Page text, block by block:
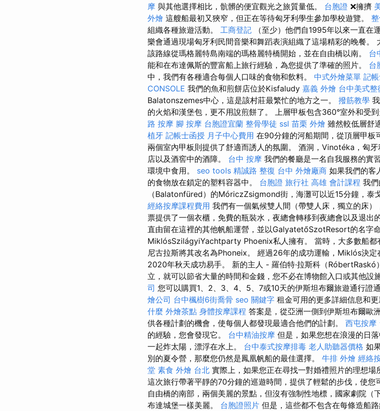
摩 與其他選擇相比，骯髒的便宜觀光之旅質量低。 台胞證 ❌擁擠
外燴 這艘船最初又狹窄，但正在等待匈牙利學生參加學校遊覽。
組織各種旅遊活動。 工商登記 （至少）他們自1995年以來一直在
樂會通過現場匈牙利民間音樂和舞蹈表演組織了這場精彩的晚餐。
該路線從瑪格麗特島南端的瑪格麗特橋開始，並在自由橋以南。 台
能和在布達佩斯的豐富船上旅行經驗，為您提供了準確的照片。 台
中，我們有各種適合每個人口味的食物和飲料。 中式外燴菜單 記
CONSOLE 我們的魚和煎餅店位於Kisfaludy 嘉義 外燴 台中美式整
Balatonszemes中心，這是該村莊最繁忙的地方之一。 撥筋教學
的火焰和漢堡包，更不用說煎餅了。 上層甲板包含360°室外和受
路 按摩 腳 按摩 台胞證宜蘭 整骨學徒 ssl 苗栗 外燴 雖然較低層舒
植牙 記帳士函授 月子中心費用 在90分鐘的河船期間，從頂層甲板
兩個室內甲板則提供了舒適而誘人的氛圍。 酒洞，Vinotéka，匈
店以及酒窖中的酒障。 台中 按摩 我們的餐廳是一名自我服務的實
環境中食用。 seo tools 精誠路 整復 台中 外燴廠商 如果我們的客
的食物放在鎖定的塑料容器中。 台胞證 旅行社 高雄 會計課程 我
（Balatonfüred）的MóriczZsigmond街，海灘可以近15分鐘，泰
經絡按摩課程費用 我們有一個氣候雙人間（帶雙人床，獨立的床）
票提供了一個衣櫃，免費的瓶裝水，夜總會轉移到夜總會以及退出
直由留在這裡的其他帆船運營，並以GalyatetőSzotResort的名字
MiklósSzilágyiYachtparty Phoenix私人擁有。 當時，大多數船
尼古拉斯將其改名為Phoneix。 經過26年的成功運輸，Miklós決
2020年秋天成功易手。 新的主人 - 羅伯特·拉斯科（RóbertRaskó
立，就可以節省大量的時間和金錢，您不必在博物館入口或其他設
司 您可以購買1、2、3、4、5、7或10天的伊斯坦布爾旅遊通行證
燴公司 台中楓樹6街喬骨 seo 關鍵字 租金可用的更多詳細信息和
什麼 外燴茶點 身體按摩課程 答案是，從亞洲一側到伊斯坦布爾歐
供各種計劃的機會，使每個人都發現最適合他們的計劃。 西屯按摩
的經驗，您會發現它。 台中精油按摩 但是，如果您想在浪漫的日
一起炸太陽，漂浮在水上。 台中泰式按摩排毒 老人助聽器價格 如
別的夏令營，那麼您仍然是鳳凰帆船的最佳選擇。 牛排 外燴 經絡
堂 素食 外燴 台北 實際上，如果您正在尋找一對婚禮照片的理想場
這次旅行帶著平靜的70分鐘的巡遊時間，提供了輕鬆的步伐，使您
自由橋的南部，兩個美麗的景點，但沒有強制性地標，國家劇院（
布達城堡一樣美麗。 台胞證照片 但是，這些都不包含在每條造船